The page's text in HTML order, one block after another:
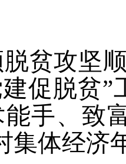
贫攻坚
促脱贫”
手、致
集体经济